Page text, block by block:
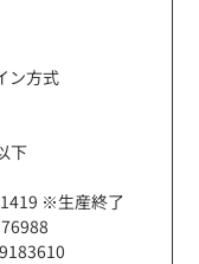
ン方式
下
※生産終了